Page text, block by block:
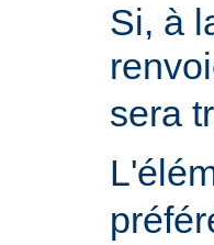
Si, à
sera